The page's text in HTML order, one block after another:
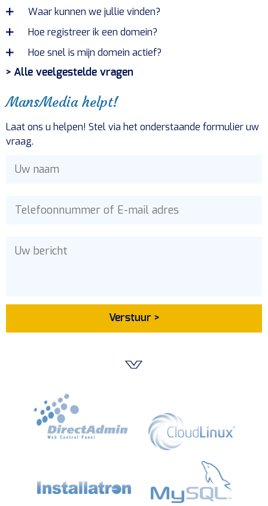
Waar kunnen we jullie vinden?
Hoe registreer ik een domein?
Hoe snel is mijn domein actief?
> Alle veelgestelde vragen
MansMedia helpt!
Laat ons u helpen! Stel via het onderstaande formulier uw
vraag.